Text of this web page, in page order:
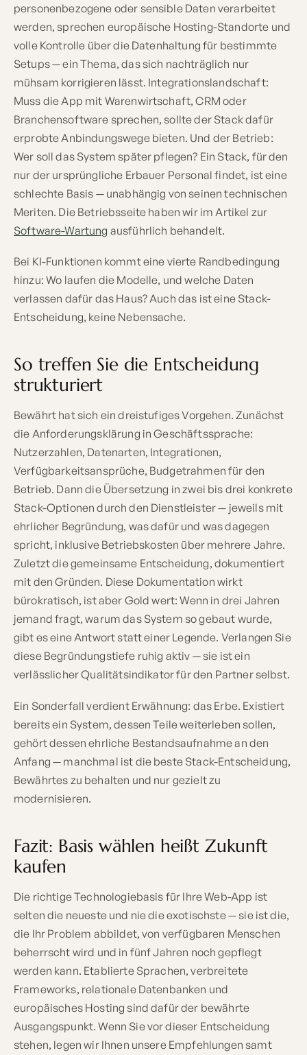
personenbezogene oder sensible Daten verarbeitet
werden, sprechen europäische Hosting-Standorte und
volle Kontrolle über die Datenhaltung für bestimmte
Setups — ein Thema, das sich nachträglich nur
mühsam korrigieren lässt. Integrationslandschaft:
Muss die App mit Warenwirtschaft, CRM oder
Branchensoftware sprechen, sollte der Stack dafür
erprobte Anbindungswege bieten. Und der Betrieb:
Wer soll das System später pflegen? Ein Stack, für den
nur der ursprüngliche Erbauer Personal findet, ist eine
schlechte Basis — unabhängig von seinen technischen
Meriten. Die Betriebsseite haben wir im Artikel zur
Software-Wartung ausführlich behandelt.
Bei KI-Funktionen kommt eine vierte Randbedingung
hinzu: Wo laufen die Modelle, und welche Daten
verlassen dafür das Haus? Auch das ist eine Stack-
Entscheidung, keine Nebensache.
So treffen Sie die Entscheidung
strukturiert
Bewährt hat sich ein dreistufiges Vorgehen. Zunächst
die Anforderungsklärung in Geschäftssprache:
Nutzerzahlen, Datenarten, Integrationen,
Verfügbarkeitsansprüche, Budgetrahmen für den
Betrieb. Dann die Übersetzung in zwei bis drei konkrete
Stack-Optionen durch den Dienstleister — jeweils mit
ehrlicher Begründung, was dafür und was dagegen
spricht, inklusive Betriebskosten über mehrere Jahre.
Zuletzt die gemeinsame Entscheidung, dokumentiert
mit den Gründen. Diese Dokumentation wirkt
bürokratisch, ist aber Gold wert: Wenn in drei Jahren
jemand fragt, warum das System so gebaut wurde,
gibt es eine Antwort statt einer Legende. Verlangen Sie
diese Begründungstiefe ruhig aktiv — sie ist ein
verlässlicher Qualitätsindikator für den Partner selbst.
Ein Sonderfall verdient Erwähnung: das Erbe. Existiert
bereits ein System, dessen Teile weiterleben sollen,
gehört dessen ehrliche Bestandsaufnahme an den
Anfang — manchmal ist die beste Stack-Entscheidung,
Bewährtes zu behalten und nur gezielt zu
modernisieren.
Fazit: Basis wählen heißt Zukunft
kaufen
Die richtige Technologiebasis für Ihre Web-App ist
selten die neueste und nie die exotischste — sie ist die,
die Ihr Problem abbildet, von verfügbaren Menschen
beherrscht wird und in fünf Jahren noch gepflegt
werden kann. Etablierte Sprachen, verbreitete
Frameworks, relationale Datenbanken und
europäisches Hosting sind dafür der bewährte
Ausgangspunkt. Wenn Sie vor dieser Entscheidung
stehen, legen wir Ihnen unsere Empfehlungen samt